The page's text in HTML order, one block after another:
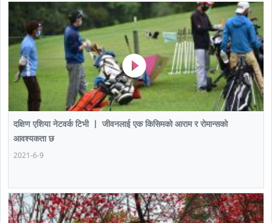
दक्षिण एशिया नेटवर्क टिभी 丨 जीवनलाई एक किसिमको आराम र रोमान्सको
आवश्यकता छ
2021-6-9